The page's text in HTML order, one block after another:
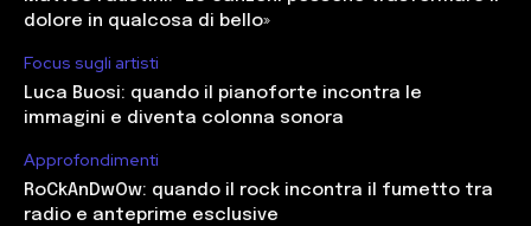
dolore in qualcosa di bello»
Focus sugli artisti
Luca Buosi: quando il pianoforte incontra le
immagini e diventa colonna sonora
Approfondimenti
RoCkAnDwOw: quando il rock incontra il fumetto tra
radio e anteprime esclusive